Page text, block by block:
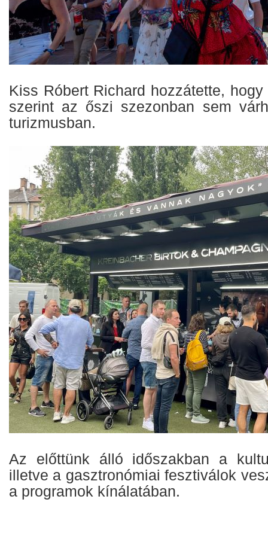
Kiss Róbert Richard hozzátette,
szerint az őszi szezonban sem
turizmusban.
Az előttünk álló időszakban a
illetve a gasztronómiai fesztiválok
a programok kínálatában.